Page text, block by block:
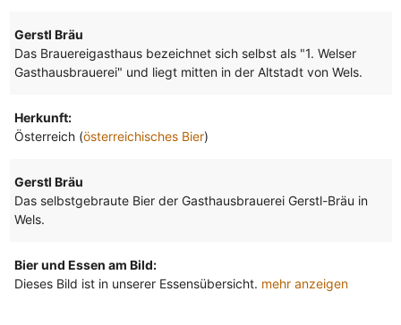
Gerstl Bräu
Das Brauereigasthaus bezeichnet sich selbst als "1. Welser
Gasthausbrauerei" und liegt mitten in der Altstadt von Wels.
Herkunft:
Österreich (österreichisches Bier)
Gerstl Bräu
Das selbstgebraute Bier der Gasthausbrauerei Gerstl-Bräu in
Wels.
Bier und Essen am Bild:
Dieses Bild ist in unserer Essensübersicht. mehr anzeigen